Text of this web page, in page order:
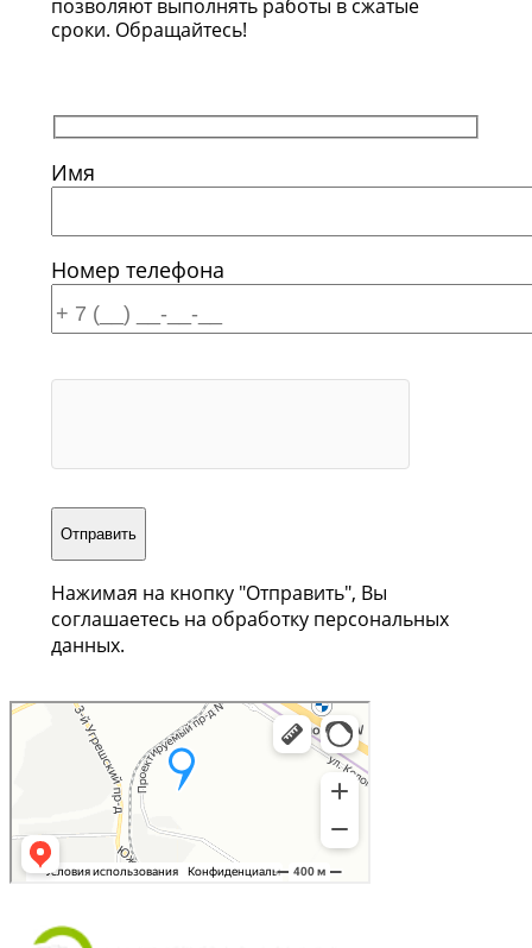
позволяют выполнять работы в сжатые
сроки. Обращайтесь!
Имя
Номер телефона
Отправить
Нажимая на кнопку "Отправить", Вы
соглашаетесь на обработку персональных
данных.